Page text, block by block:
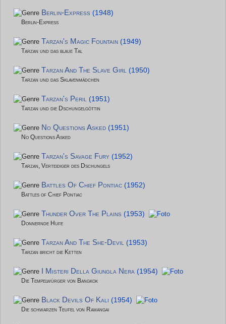
Berlin-Express (1948)
Berlin-Express
Tarzan's Magic Fountain (1949)
Tarzan und das blaue Tal
Tarzan And The Slave Girl (1950)
Tarzan und das Sklavenmädchen
Tarzan's Peril (1951)
Tarzan und die Dschungelgöttin
No Questions Asked (1951)
No Questions Asked
Tarzan's Savage Fury (1952)
Tarzan, Verteidiger des Dschungels
Battles Of Chief Pontiac (1952)
Battles of Chief Pontiac
Thunder Over The Plains (1953)
Donnernde Hufe
Tarzan And The She-Devil (1953)
Tarzan bricht die Ketten
I Misteri Della Giungla Nera (1954)
Die Tempelwürger von Bangkok
Black Devils Of Kali (1954)
Die schwarzen Teufel von Ramangai